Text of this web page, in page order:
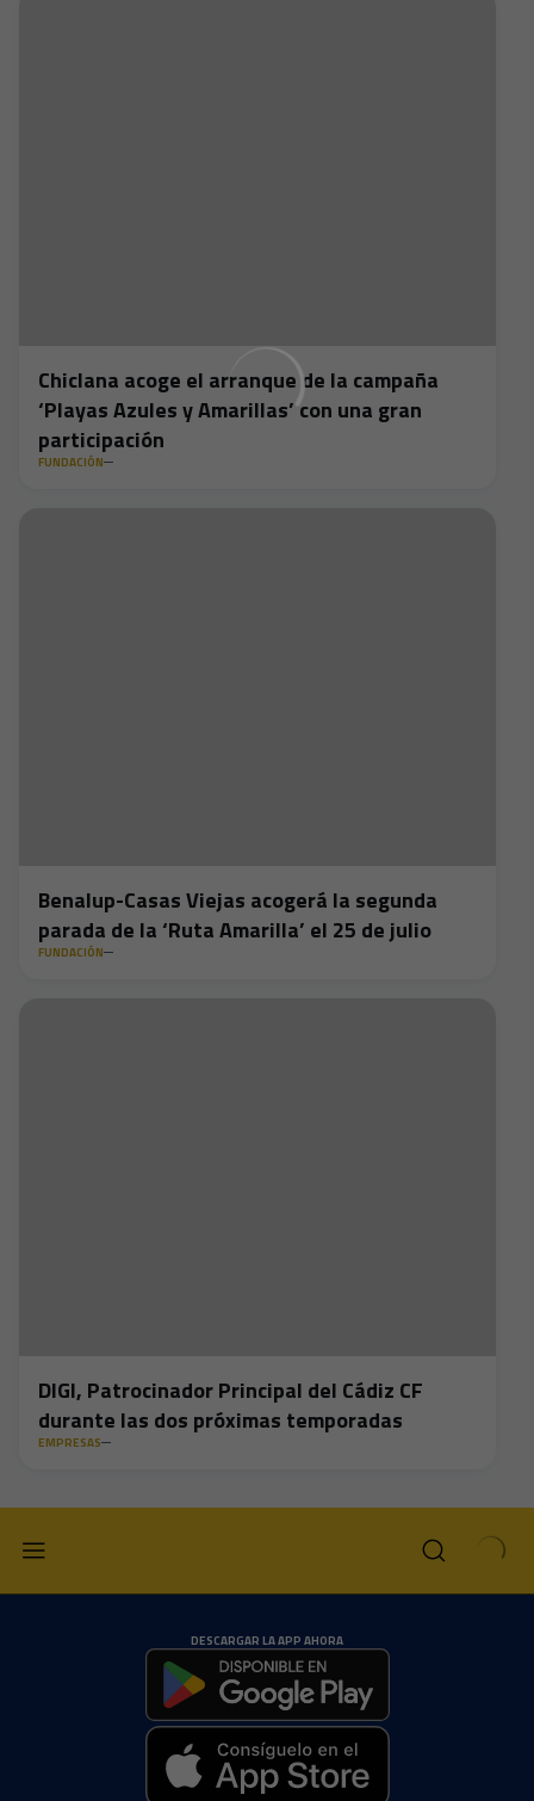
Chiclana acoge el arranque de la campaña
‘Playas Azules y Amarillas’ con una gran
participación
FUNDACIÓN
Benalup-Casas Viejas acogerá la segunda
parada de la ‘Ruta Amarilla’ el 25 de julio
FUNDACIÓN
DIGI, Patrocinador Principal del Cádiz CF
durante las dos próximas temporadas
EMPRESAS
DESCARGAR LA APP AHORA